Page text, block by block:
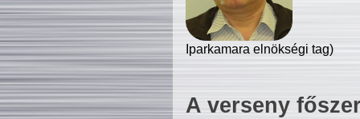
Iparkamara elnökségi tag)
A verseny